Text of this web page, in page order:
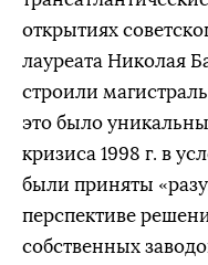
открытиях
лауреата Николая
строили
это было
кризиса 1998 г. в
были приняты
перспективе
собственных